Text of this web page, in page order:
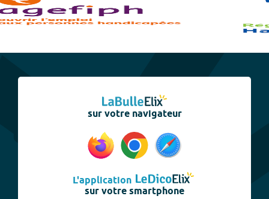
sur votre navigateur
L'application
sur votre smartphone